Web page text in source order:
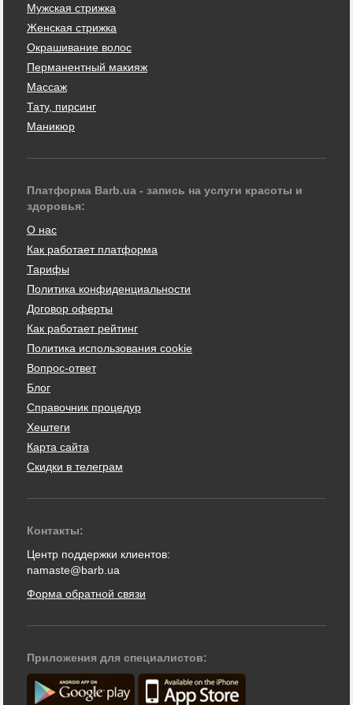
Мужская стрижка
Женская стрижка
Окрашивание волос
Перманентный макияж
Массаж
Тату, пирсинг
Маникюр
Платформа Barb.ua - запись на услуги красоты и
здоровья:
О нас
Как работает платформа
Тарифы
Политика конфиденциальности
Договор оферты
Как работает рейтинг
Политика использования cookie
Вопрос-ответ
Блог
Справочник процедур
Хештеги
Карта сайта
Скидки в телеграм
Контакты:
Центр поддержки клиентов:
namaste@barb.ua
Форма обратной связи
Приложения для специалистов: